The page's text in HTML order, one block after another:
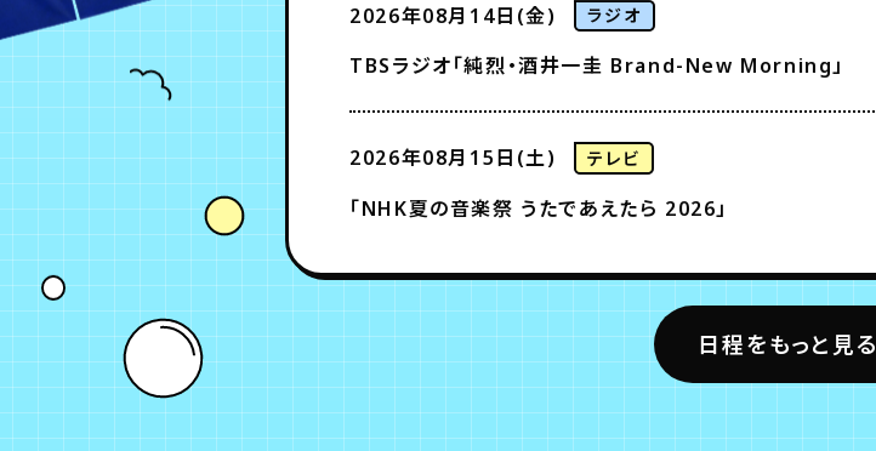
2026年08月14日(金) ラジオ
TBSラジオ「純烈・酒井一圭 Brand-New Morning」
2026年08月15日(土) テレビ
「NHK夏の音楽祭 うたであえたら 2026」
日程をもっと見る